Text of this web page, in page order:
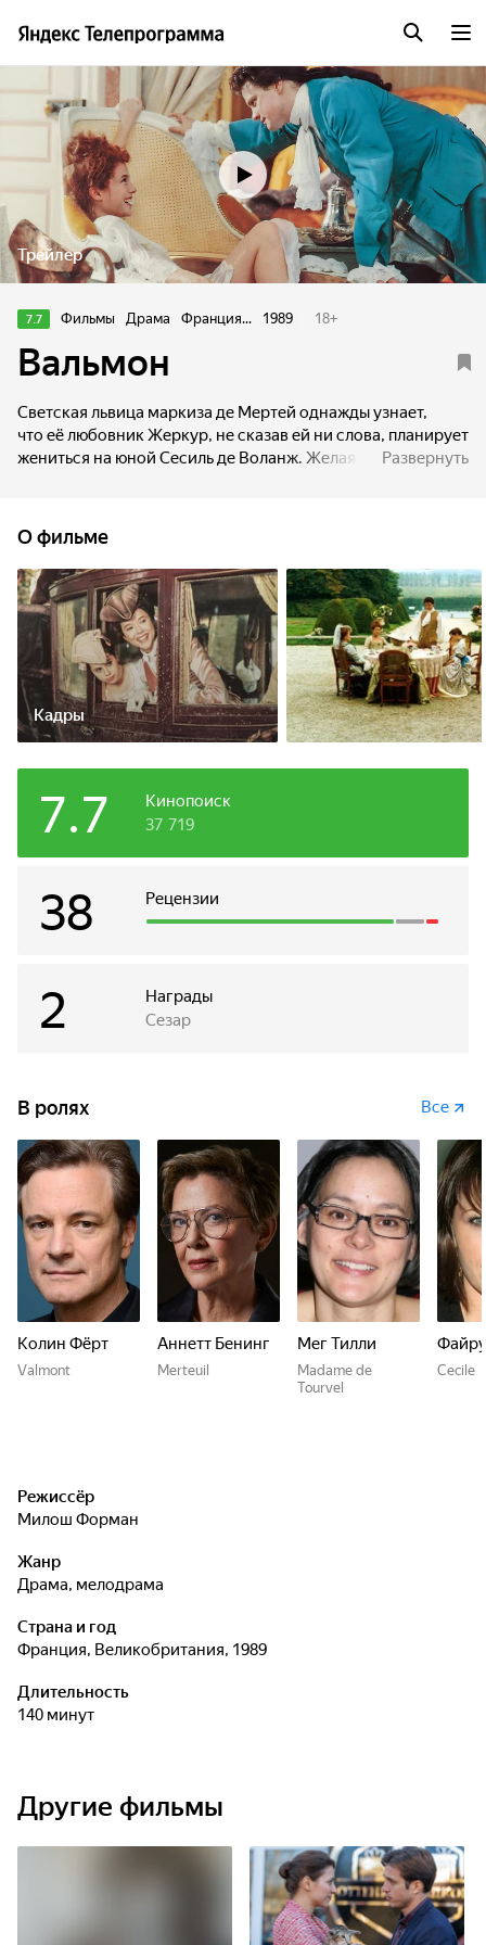
Трейлер
7.7 Фильмы Драма Франция... 1989 18+
Вальмон
Светская львица маркиза де Мертей однажды узнает,
что её любовник Жеркур, не сказав ей ни слова, планирует
жениться на юной Сесиль де Воланж. Желая отомстить
отказывается, заявляя, что влюблен в мадам де Турвель,
бережно хранящую верность мужу. Маркиза предлагает
Вальмону пари: если он добьется своего с мадам
де Турвель, то она отдастся ему; если же нет — то виконт
должен будет отправиться в монастырь и покаяться.
Развернуть
О фильме
Кадры
Кинопоиск
7.7 37 719
Рецензии
38
Награды
2 Сезар
В ролях Все
Колин Фёрт
Valmont
Аннетт Бенинг
Merteuil
Мег Тилли
Madame de
Tourvel
Cecile
Режиссёр
Милош Форман
Жанр
драма, мелодрама
Страна и год
Франция, Великобритания, 1989
Длительность
140 минут
Другие фильмы